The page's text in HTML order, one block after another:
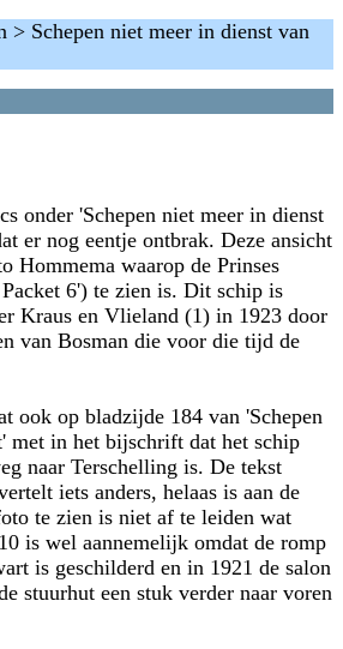
> Schepen niet meer in dienst van
onder 'Schepen niet meer in dienst
er nog eentje ontbrak. Deze ansicht
Hommema waarop de Prinses
6') te zien is. Dit schip is
Kraus en Vlieland (1) in 1923 door
van Bosman die voor die tijd de
ook op bladzijde 184 van 'Schepen
met in het bijschrift dat het schip
naar Terschelling is. De tekst
iets anders, helaas is aan de
te zien is niet af te leiden wat
is wel aannemelijk omdat de romp
is geschilderd en in 1921 de salon
stuurhut een stuk verder naar voren